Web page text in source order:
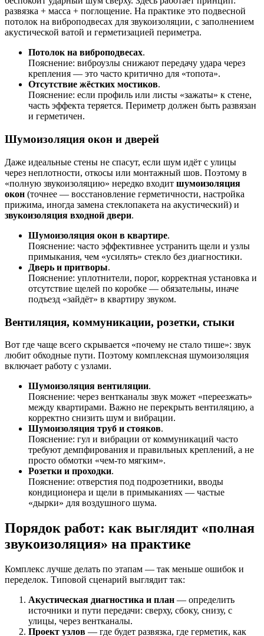
развязка + масса + поглощение. На практике это подвесной
потолок на виброподвесах для звукоизоляции, с заполнением
акустической ватой и герметизацией периметра.
Потолок на виброподвесах.
Пояснение: виброузлы снижают передачу удара через
крепления — это часто критично для «топота».
Отсутствие жёстких мостиков.
Пояснение: если профиль или листы «зажаты» к стене,
часть эффекта теряется. Периметр должен быть развязан
и герметичен.
Шумоизоляция окон и дверей
Даже идеальные стены не спасут, если шум идёт с улицы
через неплотности, откосы или монтажный шов. Поэтому в
«полную звукоизоляцию» нередко входит шумоизоляция
окон (точнее — восстановление герметичности, настройка
прижима, иногда замена стеклопакета на акустический) и
звукоизоляция входной двери.
Шумоизоляция окон в квартире.
Пояснение: часто эффективнее устранить щели и узлы
примыкания, чем «усилять» стекло без диагностики.
Дверь и притворы.
Пояснение: уплотнители, порог, корректная установка и
отсутствие щелей по коробке — обязательны, иначе
подъезд «зайдёт» в квартиру звуком.
Вентиляция, коммуникации, розетки, стыки
Вот где чаще всего скрывается «почему не стало тише»: звук
любит обходные пути. Поэтому комплексная шумоизоляция
включает работу с узлами.
Шумоизоляция вентиляции.
Пояснение: через вентканалы звук может «переезжать»
между квартирами. Важно не перекрыть вентиляцию, а
корректно снизить шум и вибрации.
Шумоизоляция труб и стояков.
Пояснение: гул и вибрации от коммуникаций часто
требуют демпфирования и правильных креплений, а не
просто обмотки «чем-то мягким».
Розетки и проходки.
Пояснение: отверстия под подрозетники, вводы
кондиционера и щели в примыканиях — частые
«дырки» для воздушного шума.
Порядок работ: как выглядит «полная
звукоизоляция» на практике
Комплекс лучше делать по этапам — так меньше ошибок и
переделок. Типовой сценарий выглядит так:
Акустическая диагностика и план — определить
источники и пути передачи: сверху, сбоку, снизу, с
улицы, через вентканалы.
Проект узлов — где будет развязка, где герметик, как